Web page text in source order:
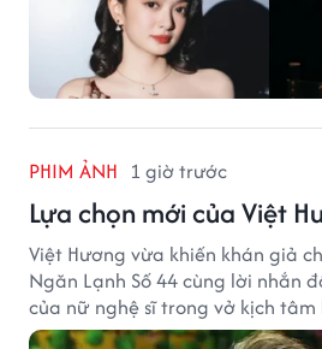
PHIM ẢNH 1 giờ trước
Lựa chọn mới của Việt
Việt Hương vừa khiến khán giả
Ngăn Lạnh Số 44 cùng lời nhắn
của nữ nghệ sĩ trong vở kịch
được nhiều quan tâm từ công